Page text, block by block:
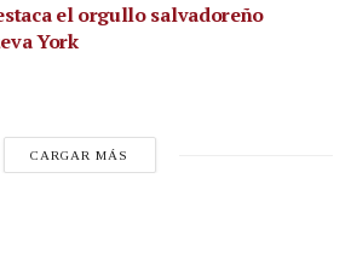
el orgullo salvadoreño
York
CARGAR MÁS